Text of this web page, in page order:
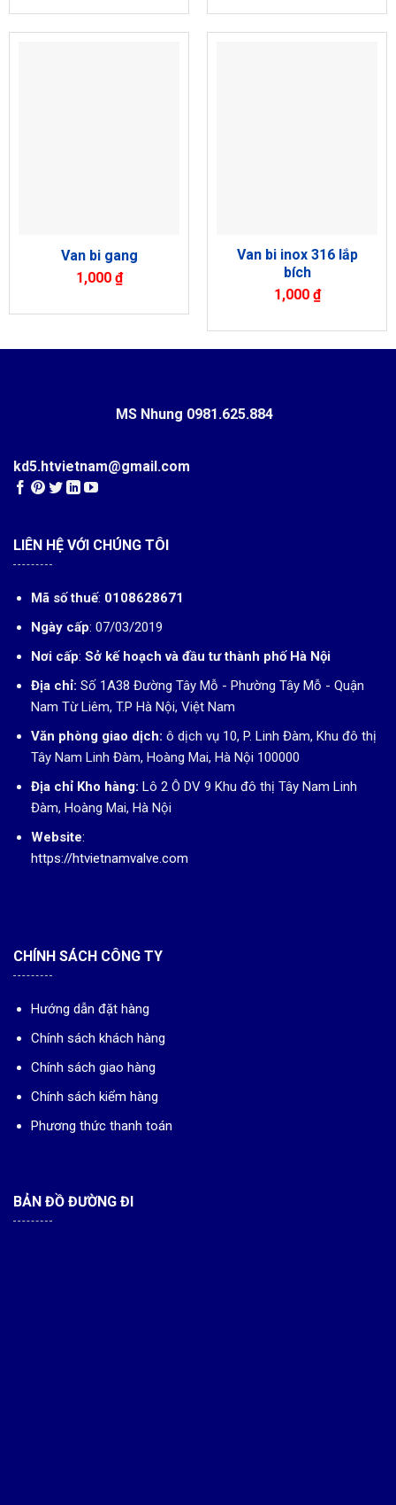
Van bi gang
1,000 ₫
Van bi inox 316 lắp
bích
1,000 ₫
MS Nhung 0981.625.884
kd5.htvietnam@gmail.com
LIÊN HỆ VỚI CHÚNG TÔI
Mã số thuế: 0108628671
Ngày cấp: 07/03/2019
Nơi cấp: Sở kế hoạch và đầu tư thành phố Hà Nội
Địa chỉ: Số 1A38 Đường Tây Mỗ - Phường Tây Mỗ - Quận
Nam Từ Liêm, T.P Hà Nội, Việt Nam
Văn phòng giao dịch: ô dịch vụ 10, P. Linh Đàm, Khu đô thị
Tây Nam Linh Đàm, Hoàng Mai, Hà Nội 100000
Địa chỉ Kho hàng: Lô 2 Ô DV 9 Khu đô thị Tây Nam Linh
Đàm, Hoàng Mai, Hà Nội
Website:
https://htvietnamvalve.com
CHÍNH SÁCH CÔNG TY
Hướng dẫn đặt hàng
Chính sách khách hàng
Chính sách giao hàng
Chính sách kiểm hàng
Phương thức thanh toán
BẢN ĐỒ ĐƯỜNG ĐI